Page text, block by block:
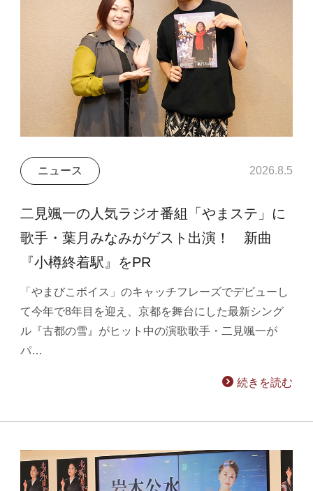
ニュース 2026.8.5
二見颯一の人気ラジオ番組「やまステ」に
歌手・葉月みなみがゲスト出演！ 新曲
『小樽終着駅』をPR
「やまびこボイス」のキャッチフレーズでデビューし
て今年で8年目を迎え、京都を舞台にした最新シング
ル『古都の雪』がヒット中の演歌歌手・二見颯一が
パ…
続きを読む